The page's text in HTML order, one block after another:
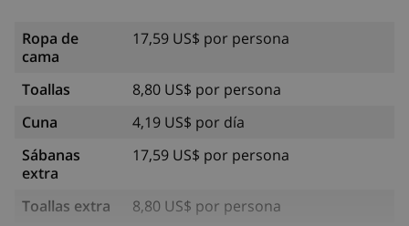
Ropa de
cama
17,59 US$ por persona
Toallas
8,80 US$ por persona
Cuna
4,19 US$ por día
Sábanas
extra
17,59 US$ por persona
Toallas extra 8,80 US$ por persona